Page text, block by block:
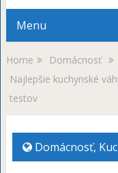
Menu
Home Domácnosť
Najlepšie kuchynské
testov
Domácnosť,